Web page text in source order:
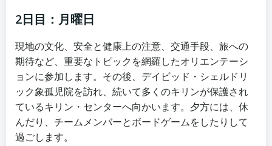
2日目：月曜日
現地の文化、安全と健康上の注意、交通手段、旅への
期待など、重要なトピックを網羅したオリエンテーシ
ョンに参加します。その後、デイビッド・シェルドリ
ック象孤児院を訪れ、続いて多くのキリンが保護され
ているキリン・センターへ向かいます。夕方には、休
んだり、チームメンバーとボードゲームをしたりして
過ごします。